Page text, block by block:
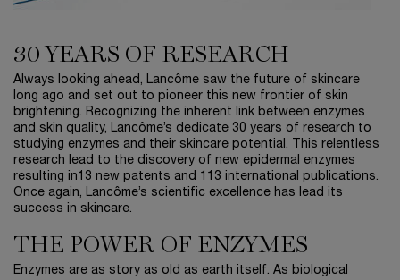
30 YEARS OF RESEARCH
Always looking ahead, Lancôme saw the future of skincare
long ago and set out to pioneer this new frontier of skin
brightening. Recognizing the inherent link between enzymes
and skin quality, Lancôme’s dedicate 30 years of research to
studying enzymes and their skincare potential. This relentless
research lead to the discovery of new epidermal enzymes
resulting in13 new patents and 113 international publications.
Once again, Lancôme’s scientific excellence has lead its
success in skincare.
THE POWER OF ENZYMES
Enzymes are as story as old as earth itself. As biological